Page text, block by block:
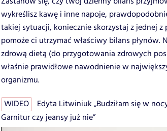
wykreślisz kawę i inne napoje,
takiej sytuacji, koniecznie skorzystaj z jednej
pomoże ci utrzymać właściwy bilans płynów.
zdrową dietą (do przygotowania zdrowych
właśnie prawidłowe nawodnienie w
organizmu.
WIDEO
Edyta Litwiniuk „Budziłam się w
Garnitur czy jeansy już nie”